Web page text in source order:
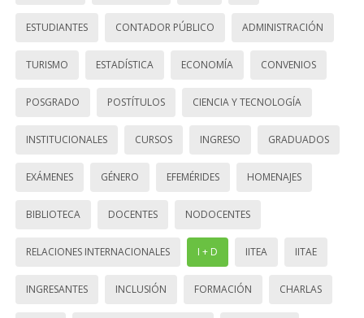
ESTUDIANTES CONTADOR PÚBLICO ADMINISTRACIÓN
TURISMO ESTADÍSTICA ECONOMÍA CONVENIOS
POSGRADO POSTÍTULOS CIENCIA Y TECNOLOGÍA
INSTITUCIONALES CURSOS INGRESO GRADUADOS
EXÁMENES GÉNERO EFEMÉRIDES HOMENAJES
BIBLIOTECA DOCENTES NODOCENTES
RELACIONES INTERNACIONALES I + D IITEA IITAE
INGRESANTES INCLUSIÓN FORMACIÓN CHARLAS